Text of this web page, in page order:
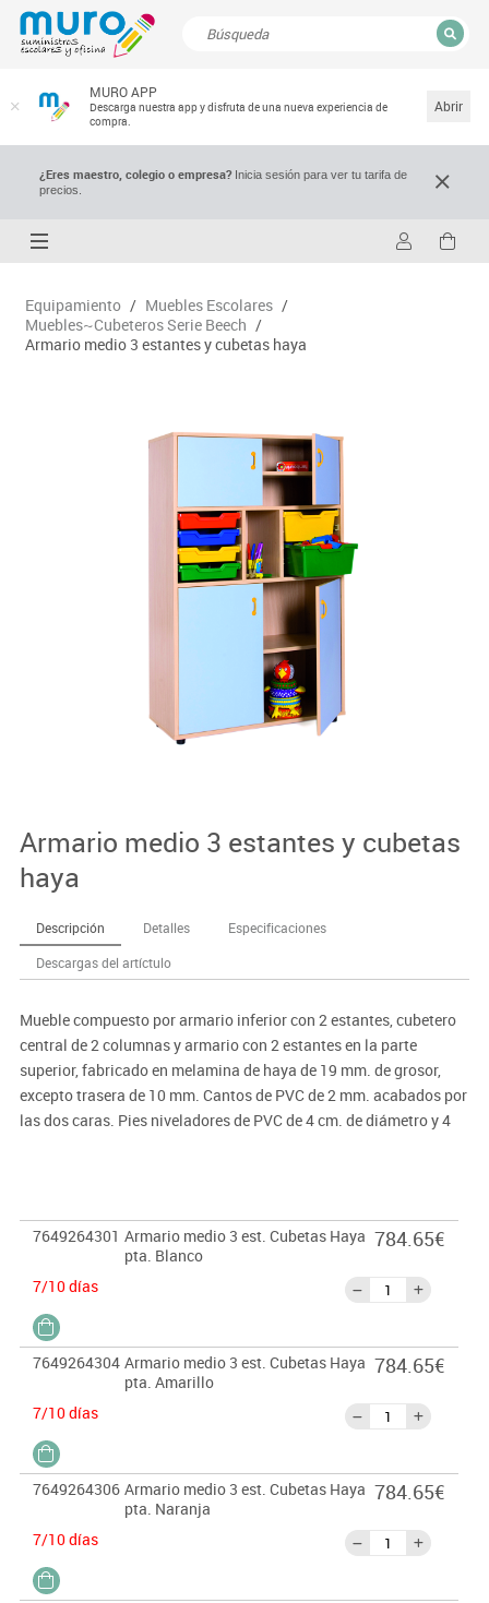
MURO APP
Descarga nuestra app y disfruta de una nueva experiencia de
compra.
Abrir
¿Eres maestro, colegio o empresa?Inicia sesión para ver tu tarifa de
precios.
Equipamiento / Muebles Escolares /
Muebles~Cubeteros Serie Beech /
Armario medio 3 estantes y cubetas haya
Armario medio 3 estantes y cubetas
haya
Descripción Detalles
Especificaciones
Descargas del artíctulo
Mueble compuesto por armario inferior con 2 estantes, cubetero
central de 2 columnas y armario con 2 estantes en la parte
superior, fabricado en melamina de haya de 19 mm. de grosor,
excepto trasera de 10 mm. Cantos de PVC de 2 mm. acabados por
las dos caras. Pies niveladores de PVC de 4 cm. de diámetro y 4
ruedas con freno de 6 cm. de altura.
PUERTAS INTERIORES ANTIATRAPAMIENTO DE DEDOS EN SU
CIERRE y tiradores de polímero suave (goma antigolpes).
Garantizado por los ensayos realizados en centro tecnológico de
certificación de mobiliario TECNALIA. CUBETAS INCLUIDAS.
Importante:
El mobiliario se pide por encargo. En caso de devolución no se
abonará más del 90% del valor de la mercancía.
7649264301 Armario medio 3 est. Cubetas Haya
pta. Blanco
7/10 días
784.65€
7649264304 Armario medio 3 est. Cubetas Haya
pta. Amarillo
7/10 días
784.65€
7649264306 Armario medio 3 est. Cubetas Haya
pta. Naranja
7/10 días
784.65€